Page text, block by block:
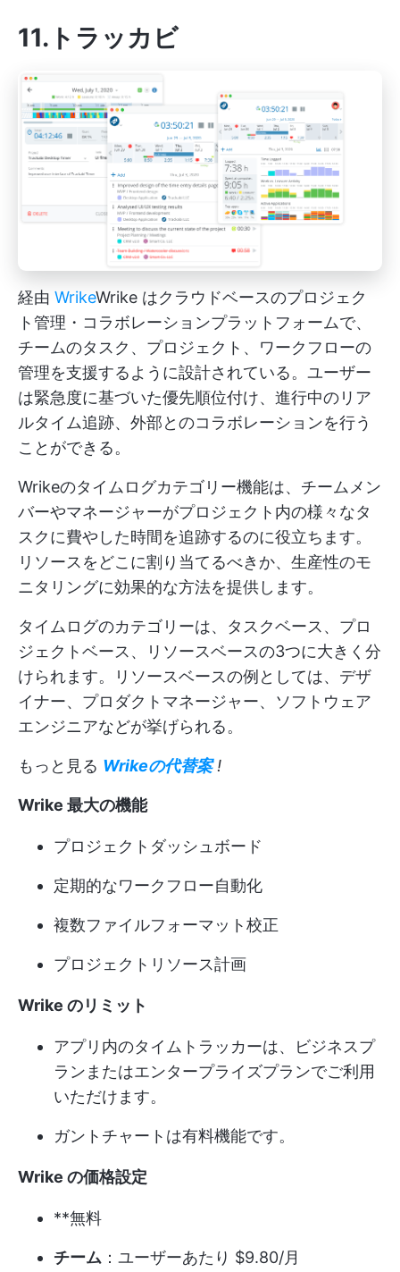
11.トラッカビ
経由 WrikeWrike はクラウドベースのプロジェク
ト管理・コラボレーションプラットフォームで、
チームのタスク、プロジェクト、ワークフローの
管理を支援するように設計されている。ユーザー
は緊急度に基づいた優先順位付け、進行中のリア
ルタイム追跡、外部とのコラボレーションを行う
ことができる。
Wrikeのタイムログカテゴリー機能は、チームメン
バーやマネージャーがプロジェクト内の様々なタ
スクに費やした時間を追跡するのに役立ちます。
リソースをどこに割り当てるべきか、生産性のモ
ニタリングに効果的な方法を提供します。
タイムログのカテゴリーは、タスクベース、プロ
ジェクトベース、リソースベースの3つに大きく分
けられます。リソースベースの例としては、デザ
イナー、プロダクトマネージャー、ソフトウェア
エンジニアなどが挙げられる。
もっと見る Wrikeの代替案 !
Wrike 最大の機能
プロジェクトダッシュボード
定期的なワークフロー自動化
複数ファイルフォーマット校正
プロジェクトリソース計画
Wrike のリミット
アプリ内のタイムトラッカーは、ビジネスプ
ランまたはエンタープライズプランでご利用
いただけます。
ガントチャートは有料機能です。
Wrike の価格設定
**無料
チーム ：ユーザーあたり $9.80/月